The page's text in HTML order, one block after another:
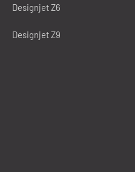
Designjet Z6
Designjet Z9